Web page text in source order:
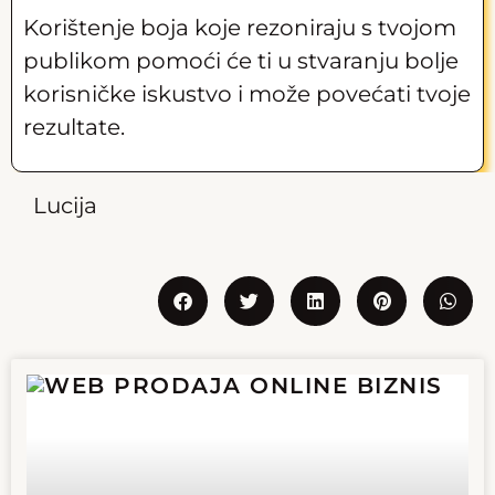
Korištenje boja koje rezoniraju s tvojom
publikom pomoći će ti u stvaranju bolje
korisničke iskustvo i može povećati tvoje
rezultate.
Lucija